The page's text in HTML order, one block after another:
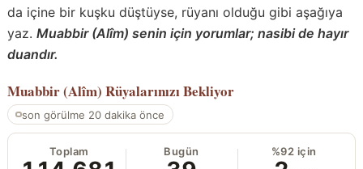
da içine bir kuşku düştüyse, rüyanı olduğu gibi aşağıya
yaz. Muabbir (Alîm) senin için yorumlar; nasibi de hayır
duandır.
Muabbir (Alîm) Rüyalarınızı Bekliyor
son görülme 20 dakika önce
Toplam Bugün %92 için